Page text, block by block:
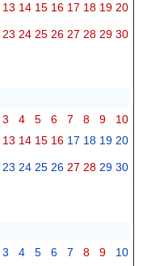
13 14 15 16 17 18 19 20
23 24 25 26 27 28 29 30
3 4 5 6 7 8 9
10
13 14 15 16 17 18 19 20
23 24 25 26 27 28 29 30
3 4 5 6 7 8 9
10